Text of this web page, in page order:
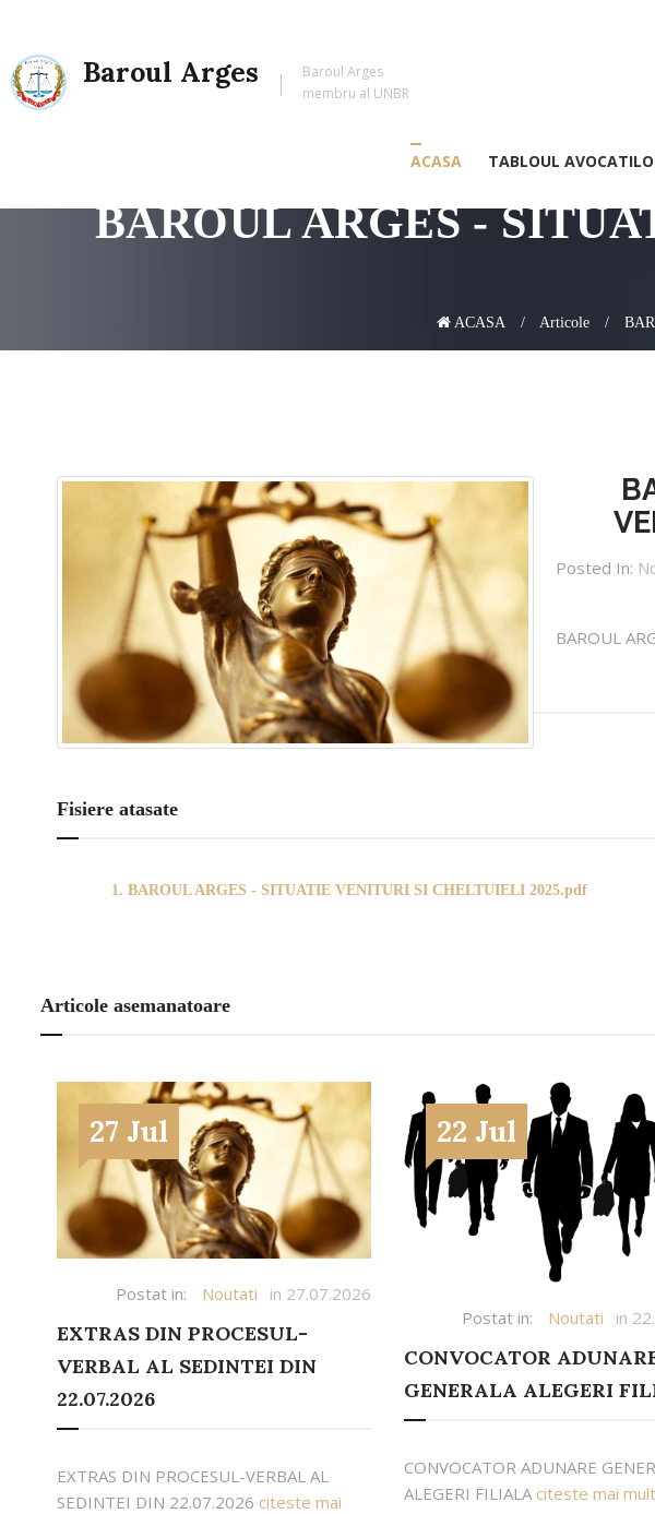
Baroul Arges
Baroul Arges
membru al UNBR
ACASA TABLOUL
BAROUL ARGES -
ACASA Articole
Posted In:
BAROUL
Fisiere atasate
1. BAROUL ARGES - SITUATIE VENITURI SI CHELTUIELI 2025.pdf
Articole asemanatoare
27 Jul
Postat in: Noutati in 27.07.2026
EXTRAS DIN PROCESUL-
VERBAL AL SEDINTEI DIN
22.07.2026
EXTRAS DIN PROCESUL-VERBAL AL
SEDINTEI DIN 22.07.2026 citeste mai
22 Jul
Postat in: Noutati in
CONVOCATOR
GENERALA ALEGERI
CONVOCATOR ADUNARE
ALEGERI FILIALA citeste mai mult